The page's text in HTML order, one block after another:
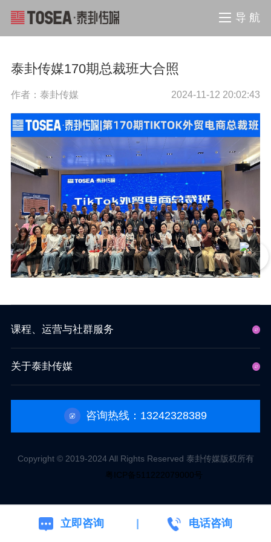
导 航
泰卦传媒170期总裁班大合照
作者：泰卦传媒 2024-11-12 20:02:43
课程、运营与社群服务
关于泰卦传媒
咨询热线：13242328389
Copyright © 2019-2024 All Rights Reserved 泰卦传媒版权所有
粤ICP备511222079000号
立即咨询 电话咨询